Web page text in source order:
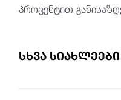
პროცენტით
სხვა სიახლეები